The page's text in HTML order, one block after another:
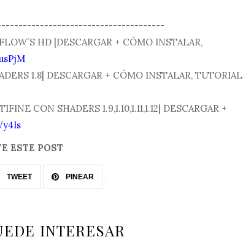
HD |DESCARGAR + CÓMO INSTALAR,
1.8| DESCARGAR + CÓMO INSTALAR, TUTORIAL
CON SHADERS 1.9,1.10,1.11,1.12| DESCARGAR +
ESTE POST
TWEET PINEAR
INTERESAR